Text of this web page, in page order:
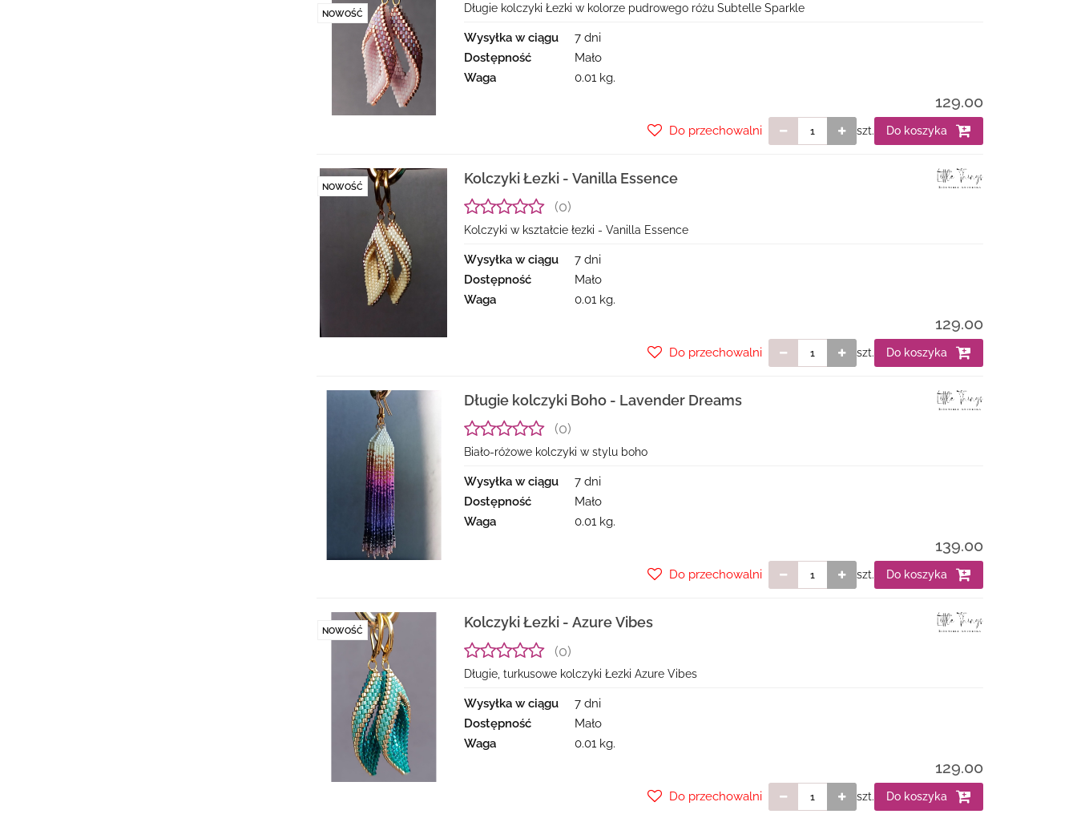
NOWOŚĆ
Długie kolczyki Łezki w kolorze pudrowego różu Subtelle Sparkle
Wysyłka w ciągu
7 dni
Dostępność
Mało
Waga
0.01 kg.
129.00
szt. Do koszyka
Do przechowalni
NOWOŚĆ
Kolczyki Łezki - Vanilla Essence
(0)
Kolczyki w kształcie łezki - Vanilla Essence
Wysyłka w ciągu
7 dni
Dostępność
Mało
Waga
0.01 kg.
129.00
szt. Do koszyka
Do przechowalni
Długie kolczyki Boho - Lavender Dreams
(0)
Biało-różowe kolczyki w stylu boho
Wysyłka w ciągu
7 dni
Dostępność
Mało
Waga
0.01 kg.
139.00
szt. Do koszyka
Do przechowalni
NOWOŚĆ
Kolczyki Łezki - Azure Vibes
(0)
Długie, turkusowe kolczyki Łezki Azure Vibes
Wysyłka w ciągu
7 dni
Dostępność
Mało
Waga
0.01 kg.
129.00
szt. Do koszyka
Do przechowalni